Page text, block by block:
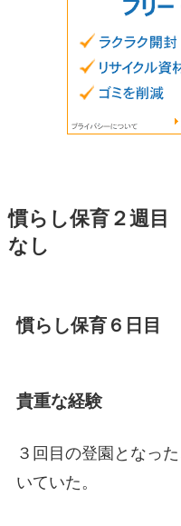
慣らし保育２週
なし
慣らし保育６日目
貴重な経験
３回目の登園となっ
いていた。